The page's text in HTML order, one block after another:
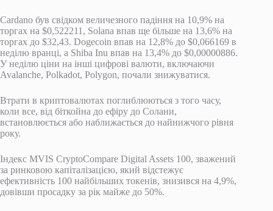
Cardano був свідком величезного падіння на 10,9% на
торгах на $0,522211, Solana впав ще більше на 13,6% на
торгах до $32,43. Dogecoin впав на 12,8% до $0,066169 в
неділю вранці, а Shiba Inu впав на 13,4% до $0,00000886.
У неділю ціни на інші цифрові валюти, включаючи
Avalanche, Polkadot, Polygon, почали знижуватися.
Втрати в криптовалютах поглиблюються з того часу,
коли все, від біткойна до ефіру до Солани,
встановлюється або наближається до найнижчого рівня
року.
Індекс MVIS CryptoCompare Digital Assets 100, зважений
за ринковою капіталізацією, який відстежує
ефективність 100 найбільших токенів, знизився на 4,9%,
довівши просадку за рік майже до 50%.